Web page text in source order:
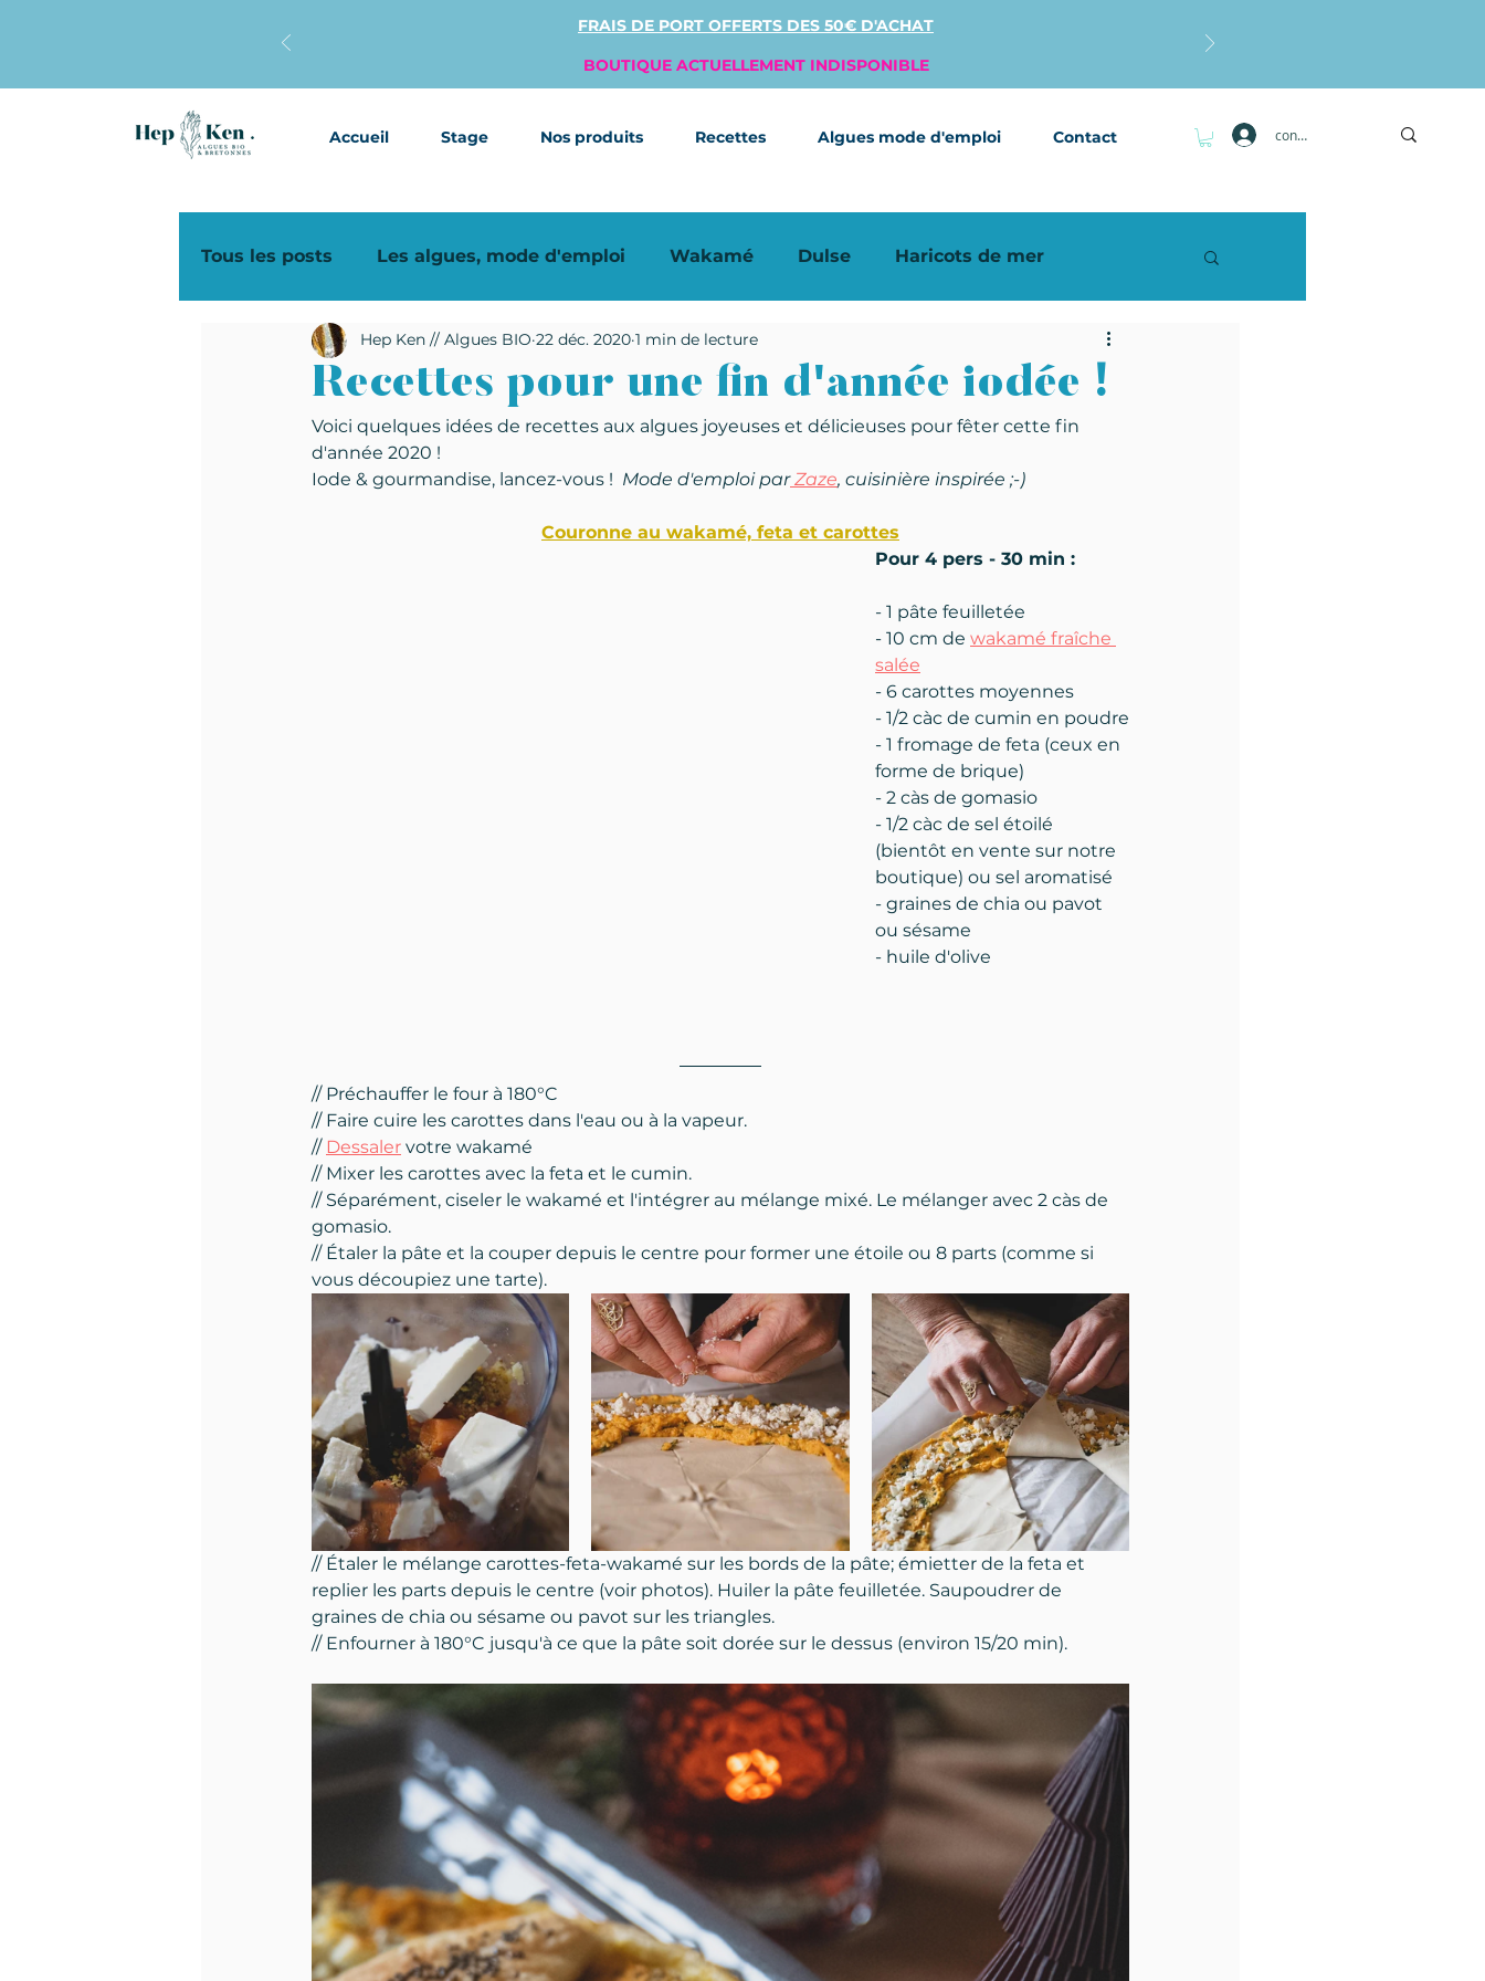
FRAIS DE PORT OFFERTS DES 50€ D'ACHAT
BOUTIQUE ACTUELLEMENT INDISPONIBLE
Accueil Stage Nos produits Recettes Algues mode d'emploi Contact connexion
Tous les posts Les algues, mode d'emploi Wakamé Dulse Haricots de mer
Kombu royal Recettes rapides Algues déshydratées
Recettes pour une fin d'année iodée !
Hep Ken // Algues BIO 22 déc. 2020 1 min de lecture
Voici quelques idées de recettes aux algues joyeuses et délicieuses pour fêter cette fin
d'année 2020 !
Iode & gourmandise, lancez-vous ! Mode d'emploi par Zaze, cuisinière inspirée ;-)
Couronne au wakamé, feta et carottes
Pour 4 pers - 30 min :
- 1 pâte feuilletée
- 10 cm de wakamé fraîche
salée
- 6 carottes moyennes
- 1/2 càc de cumin en poudre
- 1 fromage de feta (ceux en
forme de brique)
- 2 càs de gomasio
- 1/2 càc de sel étoilé
(bientôt en vente sur notre
boutique) ou sel aromatisé
- graines de chia ou pavot
ou sésame
- huile d'olive
// Préchauffer le four à 180°C
// Faire cuire les carottes dans l'eau ou à la vapeur.
// Dessaler votre wakamé
// Mixer les carottes avec la feta et le cumin.
// Séparément, ciseler le wakamé et l'intégrer au mélange mixé. Le mélanger avec 2 càs de
gomasio.
// Étaler la pâte et la couper depuis le centre pour former une étoile ou 8 parts (comme si
vous découpiez une tarte).
// Étaler le mélange carottes-feta-wakamé sur les bords de la pâte; émietter de la feta et
replier les parts depuis le centre (voir photos). Huiler la pâte feuilletée. Saupoudrer de
graines de chia ou sésame ou pavot sur les triangles.
// Enfourner à 180°C jusqu'à ce que la pâte soit dorée sur le dessus (environ 15/20 min).